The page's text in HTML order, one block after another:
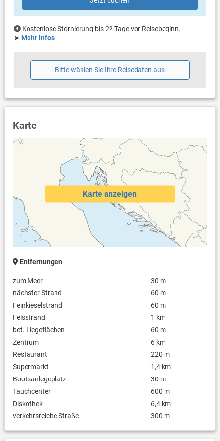
Bestuhlung
Terrassengröße: 15 m²
Weitere Informationen
Grill vorhanden und Grill mitbringen möglich
Klimaanlage im Preis inklusive
Bootsanlegeplatz (gegen Gebühr: 10.00 € pro Tag / pro
Bootsanlegeplatz)
Bettwäsche vorhanden
Handtücher vorhanden
Waschmaschine beim Vermieter nach Rücksprache
Internet per WLAN
Kostenlose Stornierung bis 22 Tage vor Reisebeginn.
➤ Mehr Infos
Bitte wählen Sie Ihre Reisedaten aus
Karte
Karte anzeigen
Entfernungen
zum Meer
30 m
nächster Strand
60 m
Feinkieselstrand
60 m
Felsstrand
1 km
bet. Liegeflächen
60 m
Zentrum
6 km
Restaurant
220 m
Supermarkt
1,4 km
Bootsanlegeplatz
30 m
Tauchcenter
600 m
Diskothek
6,4 km
verkehrsreiche Straße
300 m